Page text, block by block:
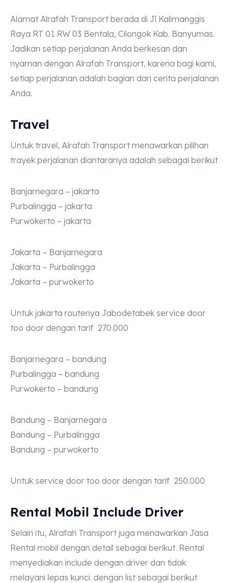
Alamat Alrafah Transport berada di Jl Kalimanggis
Raya RT 01 RW 03 Bentala, Cilongok Kab. Banyumas.
Jadikan setiap perjalanan Anda berkesan dan
nyaman dengan Alrafah Transport, karena bagi kami,
setiap perjalanan adalah bagian dari cerita perjalanan
Anda.
Travel
Untuk travel, Alrafah Transport menawarkan pilihan
trayek perjalanan diantaranya adalah sebagai berikut
Banjarnegara – jakarta
Purbalingga – jakarta
Purwokerto – jakarta
Jakarta – Banjarnegara
Jakarta – Purbalingga
Jakarta – purwokerto
Untuk jakarta routenya Jabodetabek service door
too door dengan tarif 270.000
Banjarnegara – bandung
Purbalingga – bandung
Purwokerto – bandung
Bandung – Banjarnegara
Bandung – Purbalingga
Bandung – purwokerto
Untuk service door too door dengan tarif 250.000
Rental Mobil Include Driver
Selain itu, Alrafah Transport juga menawarkan Jasa
Rental mobil dengan detail sebagai berikut. Rental
menyediakan include dengan driver dan tidak
melayani lepas kunci. dengan list sebagai berikut